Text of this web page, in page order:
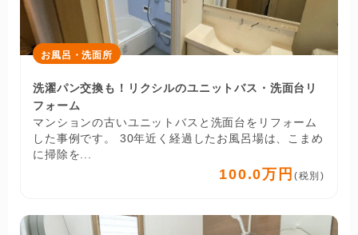
お風呂・洗面所
洗濯パン交換も！リクシルのユニットバス・洗面台リ
フォーム
マンションの古いユニットバスと洗面台をリフォーム
した事例です。 30年近く経過したお風呂場は、こまめ
に掃除を...
100.0万円 (税別)